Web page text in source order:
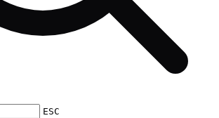
ESC